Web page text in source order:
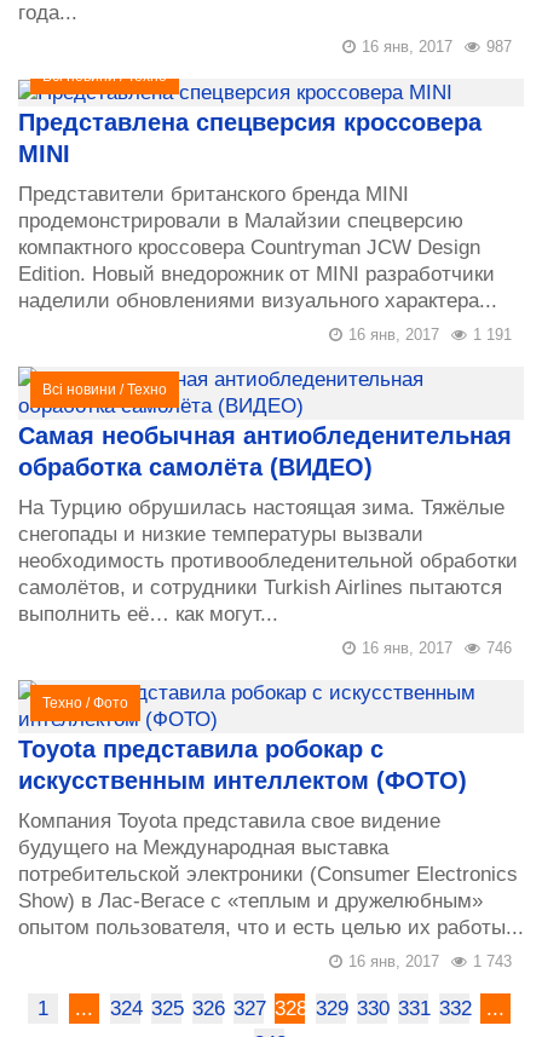
года...
987
16 янв, 2017
Всі новини/Техно
Представлена спецверсия кроссовера
MINI
Представители британского бренда MINI
продемонстрировали в Малайзии спецверсию
компактного кроссовера Countryman JCW Design
Edition. Новый внедорожник от MINI разработчики
наделили обновлениями визуального характера...
1 191
16 янв, 2017
Всі новини /Техно
Самая необычная антиобледенительная
обработка самолёта (ВИДЕО)
На Турцию обрушилась настоящая зима. Тяжёлые
снегопады и низкие температуры вызвали
необходимость противообледенительной обработки
самолётов, и сотрудники Turkish Airlines пытаются
выполнить её… как могут...
746
16 янв, 2017
Техно /Фото
Toyota представила робокар с
искусственным интеллектом (ФОТО)
Компания Toyota представила свое видение
будущего на Международная выставка
потребительской электроники (Consumer Electronics
Show) в Лас-Вегасе с «теплым и дружелюбным»
опытом пользователя, что и есть целью их работы...
1 743
16 янв, 2017
1 ... 324 325 326 327 328 329 330 331 332
...